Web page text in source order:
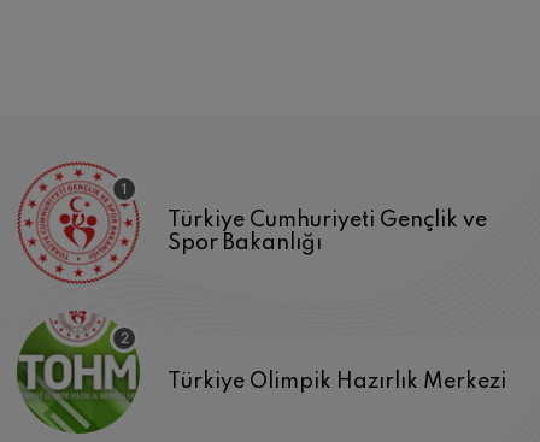
Türkiye Cumhuriyeti Gençlik ve
Spor Bakanlığı
Türkiye Olimpik Hazırlık Merkezi